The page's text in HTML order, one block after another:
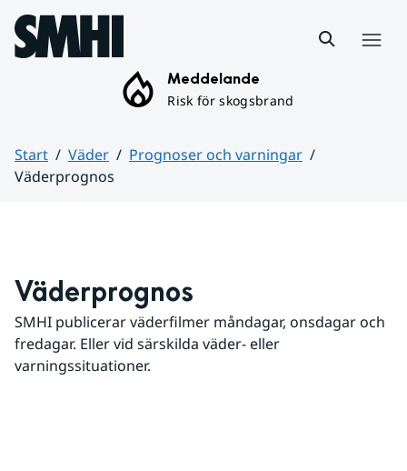
Hoppa till sidans innehåll
Meddelande
Risk för skogsbrand
Start Väder
Prognoser och varningar
Väderprognos
Väderprognos
SMHI publicerar väderfilmer måndagar, onsdagar och
fredagar. Eller vid särskilda väder- eller
varningssituationer.